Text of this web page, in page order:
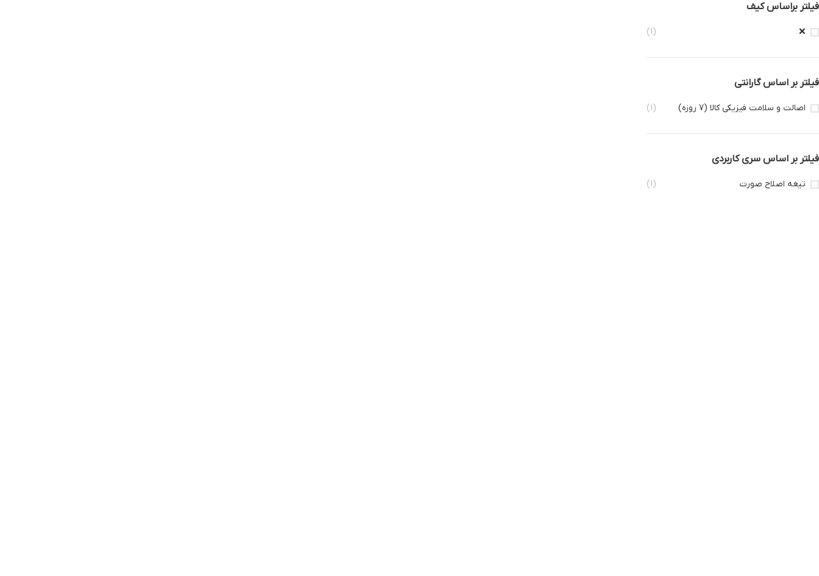
فیلتر براساس کیف
❌
(1)
فیلتر بر اساس گارانتی
اصالت و سلامت فیزیکی کالا (7 روزه) (1)
فیلتر بر اساس سری کاربردی
تیغه اصلاح صورت (1)